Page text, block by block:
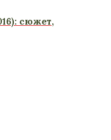
сюжет,